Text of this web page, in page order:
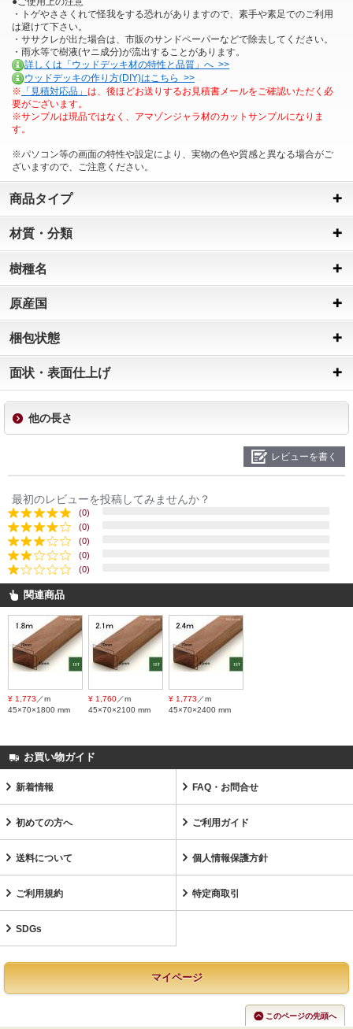
・トゲやささくれで怪我をする恐れがありますので、素手や素足でのご利用
は避けて下さい。
・ササクレが出た場合は、市販のサンドペーパーなどで除去してください。
・雨水等で樹液(ヤニ成分)が流出することがあります。
詳しくは「ウッドデッキ材の特性と品質」へ >>
ウッドデッキの作り方(DIY)はこちら >>
※ 「見積対応品」 は、後ほどお送りするお見積書メールをご確認いただく必
要がございます。
※サンプルは現品ではなく、アマゾンジャラ材のカットサンプルになりま
す。
※パソコン等の画面の特性や設定により、実物の色や質感と異なる場合がご
ざいますので、ご注意ください。
商品タイプ
材質・分類
樹種名
原産国
梱包状態
面状・表面仕上げ
他の長さ
レビューを書く
最初のレビューを投稿してみませんか？
(0)
(0)
(0)
(0)
(0)
関連商品
¥ 1,773 ／m
45×70×1800 mm
¥ 1,760 ／m
45×70×2100 mm
¥ 1,773 ／m
45×70×2400 mm
お買い物ガイド
新着情報 FAQ・お問合せ
初めての方へ ご利用ガイド
送料について 個人情報保護方針
ご利用規約 特定商取引
SDGs
マイページ
このページの先頭へ